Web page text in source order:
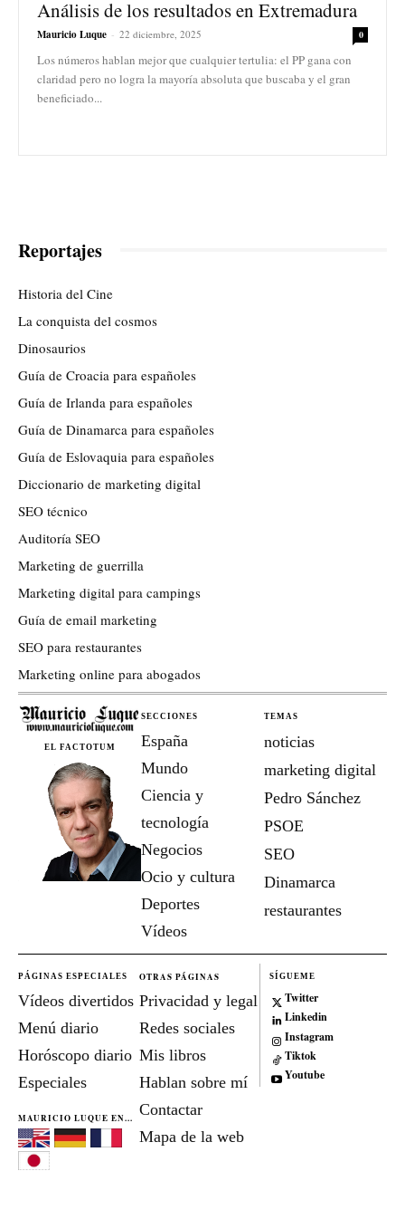
Análisis de los resultados en Extremadura
Mauricio Luque - 22 diciembre, 2025 0
Los números hablan mejor que cualquier tertulia: el PP gana con
claridad pero no logra la mayoría absoluta que buscaba y el gran
beneficiado...
Reportajes
Historia del Cine
La conquista del cosmos
Dinosaurios
Guía de Croacia para españoles
Guía de Irlanda para españoles
Guía de Dinamarca para españoles
Guía de Eslovaquia para españoles
Diccionario de marketing digital
SEO técnico
Auditoría SEO
Marketing de guerrilla
Marketing digital para campings
Guía de email marketing
SEO para restaurantes
Marketing online para abogados
EL FACTOTUM
SECCIONES
España
Mundo
Ciencia y
tecnología
Negocios
Ocio y cultura
Deportes
Vídeos
TEMAS
noticias
marketing digital
Pedro Sánchez
PSOE
SEO
Dinamarca
restaurantes
PÁGINAS ESPECIALES
Vídeos divertidos
Menú diario
Horóscopo diario
Especiales
MAURICIO LUQUE EN...
OTRAS PÁGINAS
Privacidad y legal
Redes sociales
Mis libros
Hablan sobre mí
Contactar
Mapa de la web
SÍGUEME
Twitter
Linkedin
Instagram
Tiktok
Youtube